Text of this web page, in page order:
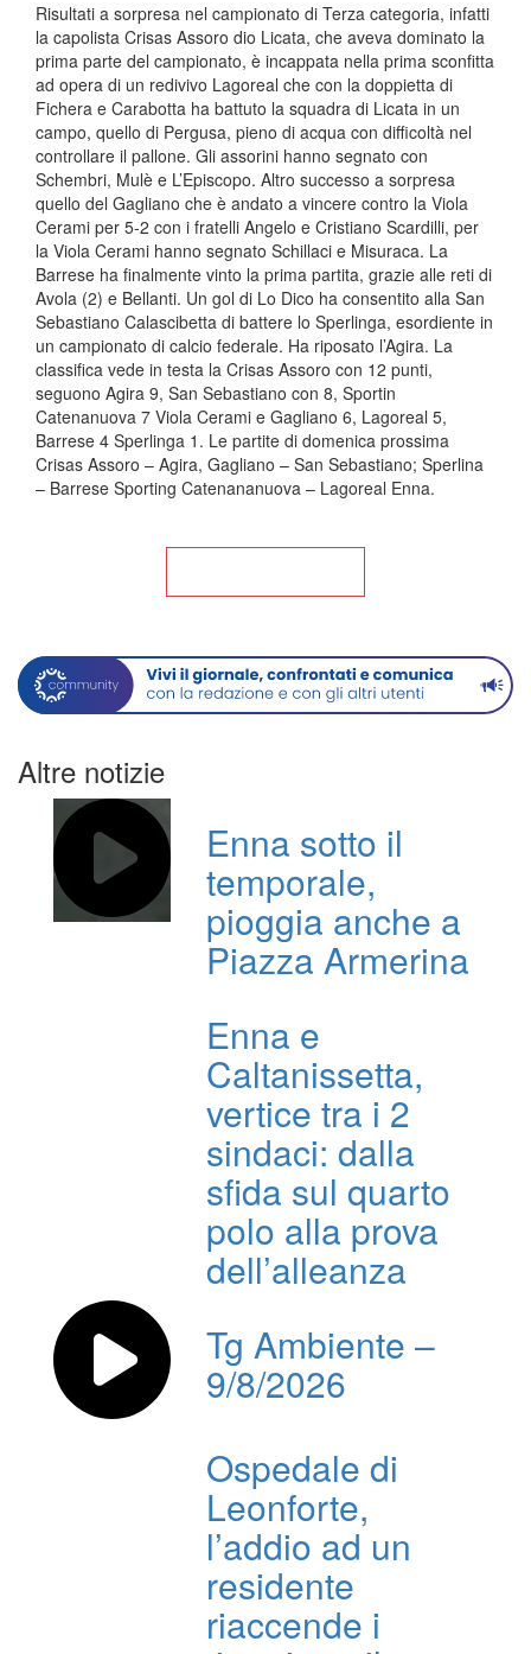
Risultati a sorpresa nel campionato di Terza categoria, infatti
la capolista Crisas Assoro dio Licata, che aveva dominato la
prima parte del campionato, è incappata nella prima sconfitta
ad opera di un redivivo Lagoreal che con la doppietta di
Fichera e Carabotta ha battuto la squadra di Licata in un
campo, quello di Pergusa, pieno di acqua con difficoltà nel
controllare il pallone. Gli assorini hanno segnato con
Schembri, Mulè e L’Episcopo. Altro successo a sorpresa
quello del Gagliano che è andato a vincere contro la Viola
Cerami per 5-2 con i fratelli Angelo e Cristiano Scardilli, per
la Viola Cerami hanno segnato Schillaci e Misuraca. La
Barrese ha finalmente vinto la prima partita, grazie alle reti di
Avola (2) e Bellanti. Un gol di Lo Dico ha consentito alla San
Sebastiano Calascibetta di battere lo Sperlinga, esordiente in
un campionato di calcio federale. Ha riposato l’Agira. La
classifica vede in testa la Crisas Assoro con 12 punti,
seguono Agira 9, San Sebastiano con 8, Sportin
Catenanuova 7 Viola Cerami e Gagliano 6, Lagoreal 5,
Barrese 4 Sperlinga 1. Le partite di domenica prossima
Crisas Assoro – Agira, Gagliano – San Sebastiano; Sperlina
– Barrese Sporting Catenananuova – Lagoreal Enna.
Altre notizie
Enna sotto il
temporale,
pioggia anche a
Piazza Armerina
Enna e
Caltanissetta,
vertice tra i 2
sindaci: dalla
sfida sul quarto
polo alla prova
dell’alleanza
Tg Ambiente –
9/8/2026
Ospedale di
Leonforte,
l’addio ad un
residente
riaccende i